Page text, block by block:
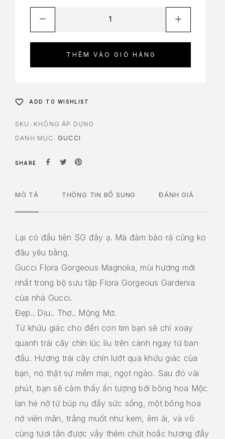
THÊM VÀO GIỎ HÀNG
ADD TO WISHLIST
SKU: KHÔNG ÁP DỤNG
DANH MỤC: GUCCI
SHARE
MÔ TẢ THÔNG TIN BỔ SUNG ĐÁNH GIÁ
Lại có đầu tiên SG đây ạ. Mà đảm bảo rá cũng ko
đâu yêu bằng.
Gucci Flora Gorgeous Magnolia, mùi hương mới
nhất trong bộ sưu tập Flora Gorgeous Gardenia
của nhà Gucci.
Đẹp.. Dịu.. Thơ.. Mộng Mơ.
Từ khứu giác cho đến con tim bạn sẽ chỉ xoay
quanh trái cây chín lúc lỉu trên cành ngay từ ban
đầu. Hương trái cây chín lướt qua khứu giác của
bạn, nó thật sự mềm mại, ngọt ngào. Sau đó vài
phút, bạn sẽ cảm thấy ấn tượng bởi bông hoa Mộc
lan hé nở từ búp nụ đầy sức sống, một bông hoa
nở viên mãn, trắng muốt như kem, êm ái, và vô
cùng tươi tắn được vẩy thêm chút hoắc hương đầy